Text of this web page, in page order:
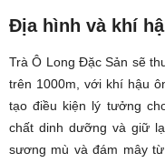
Địa hình và khí
Trà Ô Long Đặc Sản sẽ
trên 1000m, với khí hậu
tạo điều kiện lý tưởng
chất dinh dưỡng và giữ
sương mù và đám mây